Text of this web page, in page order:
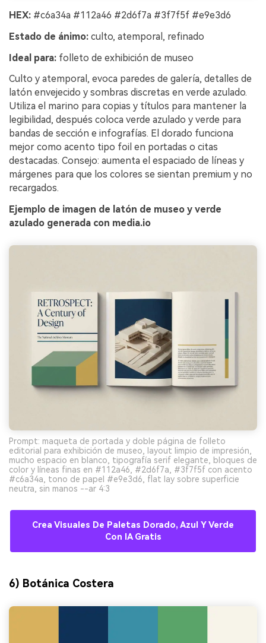
HEX: #c6a34a #112a46 #2d6f7a #3f7f5f #e9e3d6
Estado de ánimo: culto, atemporal, refinado
Ideal para: folleto de exhibición de museo
Culto y atemporal, evoca paredes de galería, detalles de
latón envejecido y sombras discretas en verde azulado.
Utiliza el marino para copias y títulos para mantener la
legibilidad, después coloca verde azulado y verde para
bandas de sección e infografías. El dorado funciona
mejor como acento tipo foil en portadas o citas
destacadas. Consejo: aumenta el espaciado de líneas y
márgenes para que los colores se sientan premium y no
recargados.
Ejemplo de imagen de latón de museo y verde
azulado generada con media.io
Prompt: maqueta de portada y doble página de folleto
editorial para exhibición de museo, layout limpio de impresión,
mucho espacio en blanco, tipografía serif elegante, bloques de
color y líneas finas en #112a46, #2d6f7a, #3f7f5f con acento
#c6a34a, tono de papel #e9e3d6, flat lay sobre superficie
neutra, sin manos --ar 4:3
Crea Visuales De Paletas Dorado, Azul Y Verde
Con IA Gratis
6) Botánica Costera